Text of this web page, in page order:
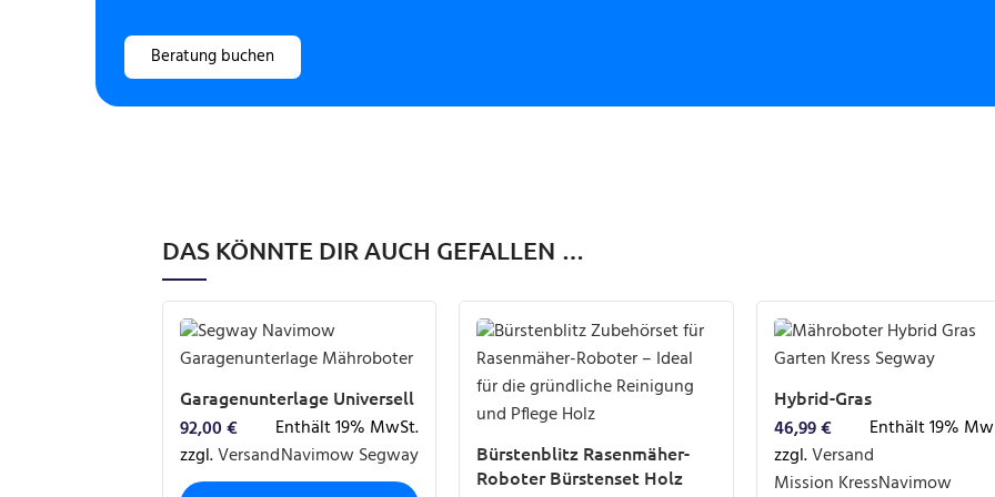
Beratung buchen
DAS KÖNNTE DIR AUCH GEFALLEN …
Garagenunterlage Universell
92,00€
Enthält 19% MwSt.
zzgl.VersandNavimow Segway
Bürstenblitz Rasenmäher-
Roboter Bürstenset Holz
Hybrid-Gras
46,99€
Enthält 19%
zzgl.Versand
Mission KressNavimow